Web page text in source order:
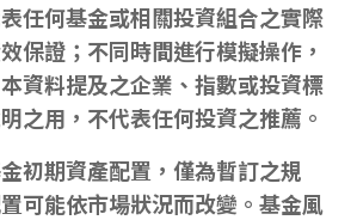
任何基金或相關投資組合之實際
保證；不同時間進行模擬操作，
資料提及之企業、指數或投資標
之用，不代表任何投資之推薦。
初期資產配置，僅為暫訂之規
可能依市場狀況而改變。基金風